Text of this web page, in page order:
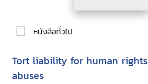
หนังสือทั่วไป
Tort liability for human rights
abuses